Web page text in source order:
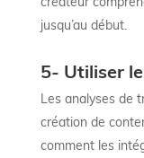
jusqu’au début.
5- Utiliser
Les analyses de
création de
comment les